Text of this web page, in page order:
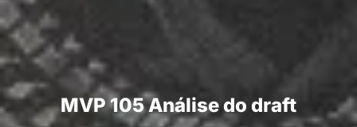
MVP 105 Análise do draft